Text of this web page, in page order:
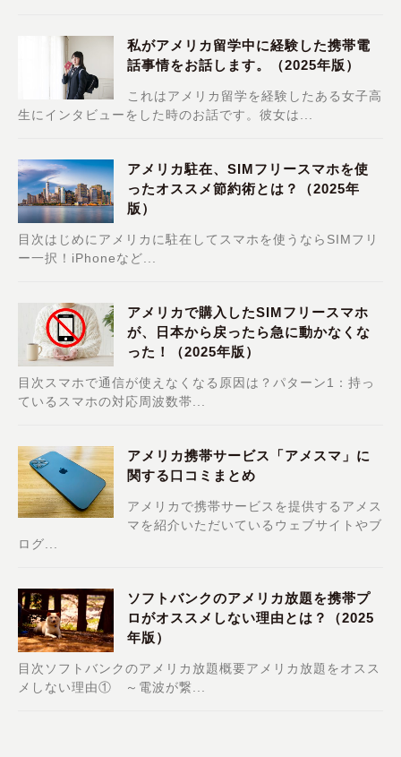
私がアメリカ留学中に経験した携帯電
話事情をお話します。（2025年版）
これはアメリカ留学を経験したある女子高
生にインタビューをした時のお話です。彼女は...
アメリカ駐在、SIMフリースマホを使
ったオススメ節約術とは？（2025年
版）
目次はじめにアメリカに駐在してスマホを使うならSIMフリ
ー一択！iPhoneなど...
アメリカで購入したSIMフリースマホ
が、日本から戻ったら急に動かなくな
った！（2025年版）
目次スマホで通信が使えなくなる原因は？パターン1：持っ
ているスマホの対応周波数帯...
アメリカ携帯サービス「アメスマ」に
関する口コミまとめ
アメリカで携帯サービスを提供するアメス
マを紹介いただいているウェブサイトやブ
ログ...
ソフトバンクのアメリカ放題を携帯プ
ロがオススメしない理由とは？（2025
年版）
目次ソフトバンクのアメリカ放題概要アメリカ放題をオスス
メしない理由① ～電波が繋...